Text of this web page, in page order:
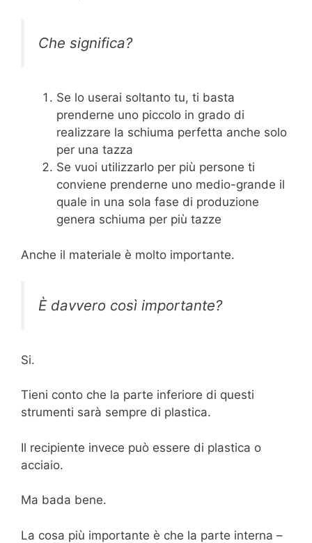
Che significa?
Se lo userai soltanto tu, ti basta
prenderne uno piccolo in grado di
realizzare la schiuma perfetta anche solo
per una tazza
Se vuoi utilizzarlo per più persone ti
conviene prenderne uno medio-grande il
quale in una sola fase di produzione
genera schiuma per più tazze
Anche il materiale è molto importante.
È davvero così importante?
Si.
Tieni conto che la parte inferiore di questi
strumenti sarà sempre di plastica.
Il recipiente invece può essere di plastica o
acciaio.
Ma bada bene.
La cosa più importante è che la parte interna –